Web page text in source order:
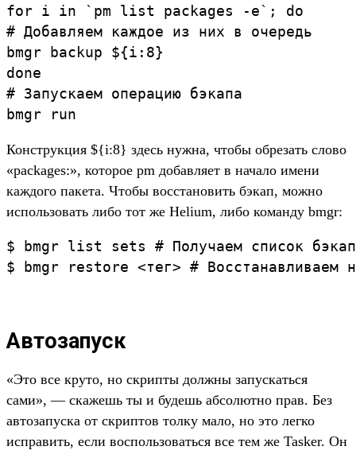
for i in `pm list packages -e`; do
# Добавляем каждое из них в очередь
bmgr backup ${i:8}
done
# Запускаем операцию бэкапа
Конструкция ${i:8} здесь нужна, чтобы обрезать слово
«packages:», которое pm добавляет в начало имени
каждого пакета. Чтобы восстановить бэкап, можно
использовать либо тот же Helium, либо команду bmgr:
$ bmgr list sets # Получаем список
Автозапуск
«Это все круто, но скрипты должны запускаться
сами», — скажешь ты и будешь абсолютно прав. Без
автозапуска от скриптов толку мало, но это легко
исправить, если воспользоваться все тем же Tasker. Он